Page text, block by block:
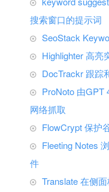
搜索窗口的提示词
SeoStack
Highlighter 高亮
DocTrackr 跟踪
ProNoto 由GPT
网络抓取
FlowCrypt 保护
Fleeting Notes
件
Translate 在侧